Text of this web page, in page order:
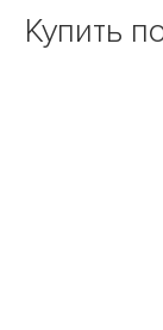
Купить